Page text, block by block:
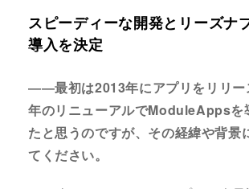
スピーディーな開発とリーズナ
導入を決定
――最初は2013年にアプリをリリー
年のリニューアルでModuleAppsを
たと思うのですが、その経緯や背景
てください。